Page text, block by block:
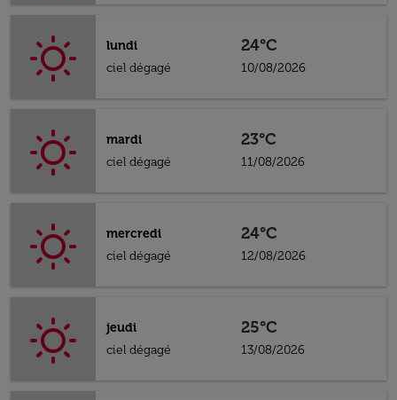
lundi
ciel dégagé
24°C
10/08/2026
mardi
ciel dégagé
23°C
11/08/2026
mercredi
ciel dégagé
24°C
12/08/2026
jeudi
ciel dégagé
25°C
13/08/2026